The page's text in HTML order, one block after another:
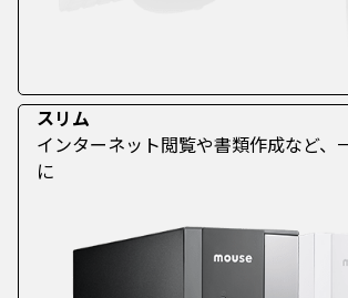
スリム
インターネット閲覧や書類作成など、
に